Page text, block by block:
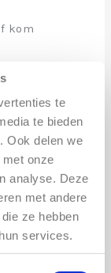
te
te bieden
Ook delen we
onze
analyse. Deze
met andere
ze hebben
services.
kom
luisteren!